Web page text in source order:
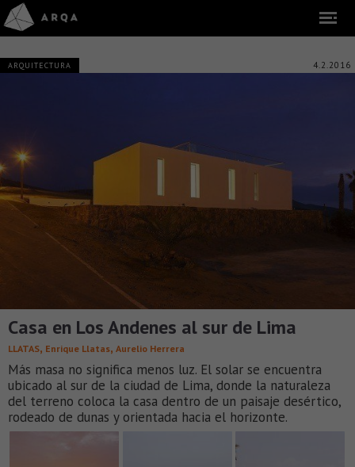
ARQUITECTURA 4.2.2016
Casa en Los Andenes al sur de Lima
LLATAS, Enrique Llatas, Aurelio Herrera
Más masa no significa menos luz. El solar se encuentra
ubicado al sur de la ciudad de Lima, donde la naturaleza
del terreno coloca la casa dentro de un paisaje desértico,
rodeado de dunas y orientada hacia el horizonte.